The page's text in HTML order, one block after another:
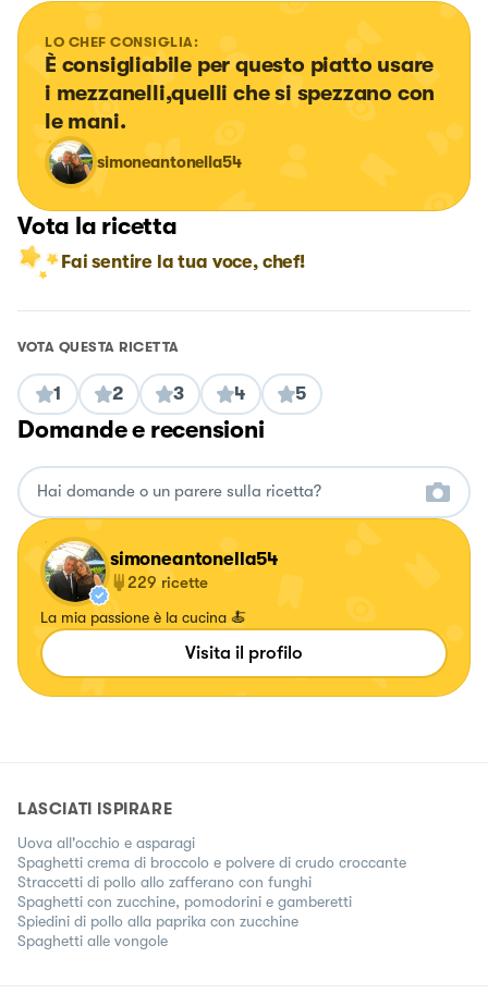
LO CHEF CONSIGLIA:
È consigliabile per questo piatto usare
i mezzanelli,quelli che si spezzano con
le mani.
simoneantonella54
Vota la ricetta
Fai sentire la tua voce, chef!
VOTA QUESTA RICETTA
1 2 3 4 5
Domande e recensioni
simoneantonella54
229 ricette
La mia passione è la cucina 🍝
Visita il profilo
LASCIATI ISPIRARE
Uova all'occhio e asparagi
Spaghetti crema di broccolo e polvere di crudo croccante
Straccetti di pollo allo zafferano con funghi
Spaghetti con zucchine, pomodorini e gamberetti
Spiedini di pollo alla paprika con zucchine
Spaghetti alle vongole